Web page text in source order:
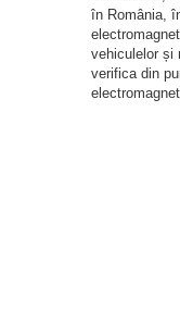
în România,
vehiculelor și
verifica din